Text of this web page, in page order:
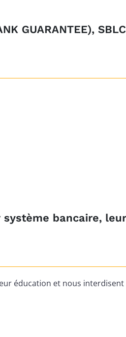
GUARANTEE), SBLC
bancaire, leur
éducation et nous interdisent